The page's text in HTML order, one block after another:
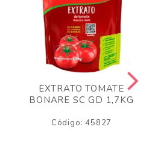
EXTRATO TOMATE
BONARE SC GD 1,7KG
Código: 45827